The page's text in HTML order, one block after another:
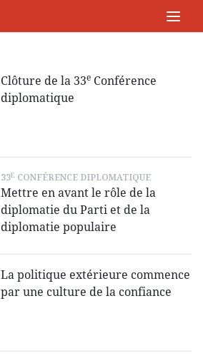
Clôture de la 33e Conférence
diplomatique
33E CONFÉRENCE DIPLOMATIQUE
Mettre en avant le rôle de la
diplomatie du Parti et de la
diplomatie populaire
La politique extérieure commence
par une culture de la confiance